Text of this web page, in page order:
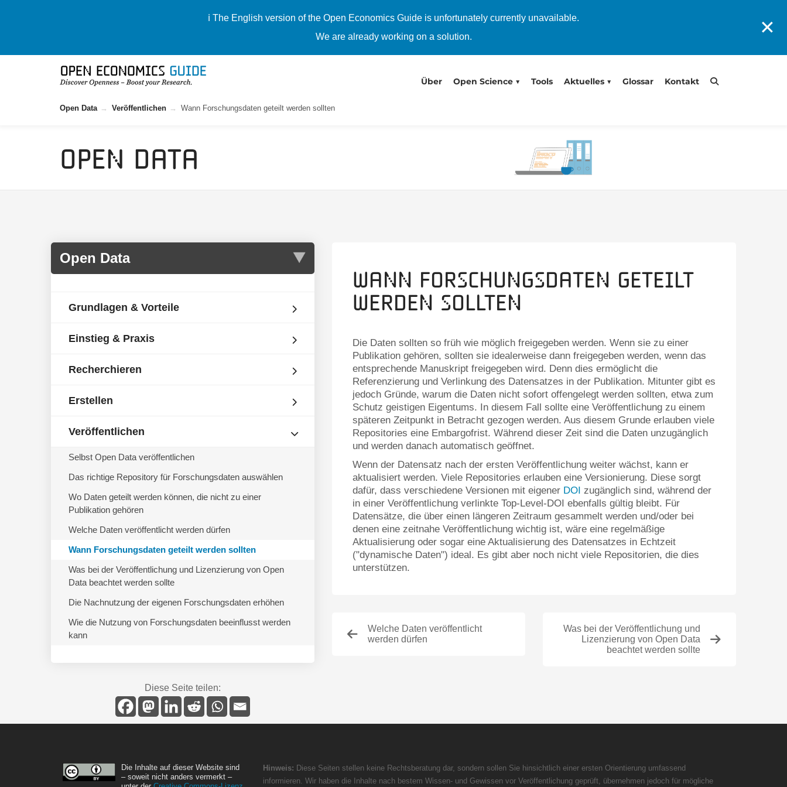
ℹ️ The English version of the Open Economics Guide is unfortunately currently unavailable.
We are already working on a solution.
✕
Über Open Science Tools Aktuelles Glossar Kontakt
Open Data Veröffentlichen Wann Forschungsdaten geteilt werden sollten
Open Data
Grundlagen & Vorteile
Einstieg & Praxis
Recherchieren
Erstellen
Veröffentlichen
Selbst Open Data veröffentlichen
Das richtige Repository für Forschungsdaten auswählen
Wo Daten geteilt werden können, die nicht zu einer
Publikation gehören
Welche Daten veröffentlicht werden dürfen
Wann Forschungsdaten geteilt werden sollten
Was bei der Veröffentlichung und Lizenzierung von Open
Data beachtet werden sollte
Die Nachnutzung der eigenen Forschungsdaten erhöhen
Wie die Nutzung von Forschungsdaten beeinflusst werden
kann
Diese Seite teilen:
Wann Forschungsdaten geteilt
werden sollten
Die Daten sollten so früh wie möglich freigegeben werden. Wenn sie zu einer
Publikation gehören, sollten sie idealerweise dann freigegeben werden, wenn das
entsprechende Manuskript freigegeben wird. Denn dies ermöglicht die
Referenzierung und Verlinkung des Datensatzes in der Publikation. Mitunter gibt es
jedoch Gründe, warum die Daten nicht sofort offengelegt werden sollten, etwa zum
Schutz geistigen Eigentums. In diesem Fall sollte eine Veröffentlichung zu einem
späteren Zeitpunkt in Betracht gezogen werden. Aus diesem Grunde erlauben viele
Repositories eine Embargofrist. Während dieser Zeit sind die Daten unzugänglich
und werden danach automatisch geöffnet.
Wenn der Datensatz nach der ersten Veröffentlichung weiter wächst, kann er
aktualisiert werden. Viele Repositories erlauben eine Versionierung. Diese sorgt
dafür, dass verschiedene Versionen mit eigener DOI zugänglich sind, während der
in einer Veröffentlichung verlinkte Top-Level-DOI ebenfalls gültig bleibt. Für
Datensätze, die über einen längeren Zeitraum gesammelt werden und/oder bei
denen eine zeitnahe Veröffentlichung wichtig ist, wäre eine regelmäßige
Aktualisierung oder sogar eine Aktualisierung des Datensatzes in Echtzeit
("dynamische Daten") ideal. Es gibt aber noch nicht viele Repositorien, die dies
unterstützen.
Welche Daten veröffentlicht
werden dürfen
Was bei der Veröffentlichung und
Lizenzierung von Open Data
beachtet werden sollte
Die Inhalte auf dieser Website sind
– soweit nicht anders vermerkt –
Hinweis: Diese Seiten stellen keine Rechtsberatung dar, sondern sollen Sie hinsichtlich einer ersten Orientierung umfassend
informieren. Wir haben die Inhalte nach bestem Wissen- und Gewissen vor Veröffentlichung geprüft, übernehmen jedoch für mögliche